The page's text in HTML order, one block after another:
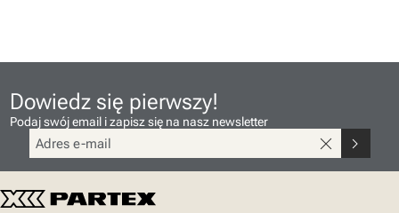
Dowiedz się pierwszy!
Podaj swój email i zapisz się na nasz newsletter
close chevron_right